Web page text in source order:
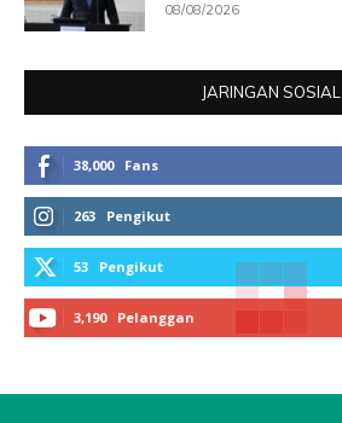
08/08/2026
JARINGAN SOSIAL
38,000 Fans
263 Pengikut
53 Pengikut
3,190 Pelanggan